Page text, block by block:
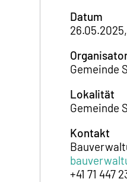
Datum
Gemeinde
Lokalität
Gemeinde
Kontakt
+41 71 447